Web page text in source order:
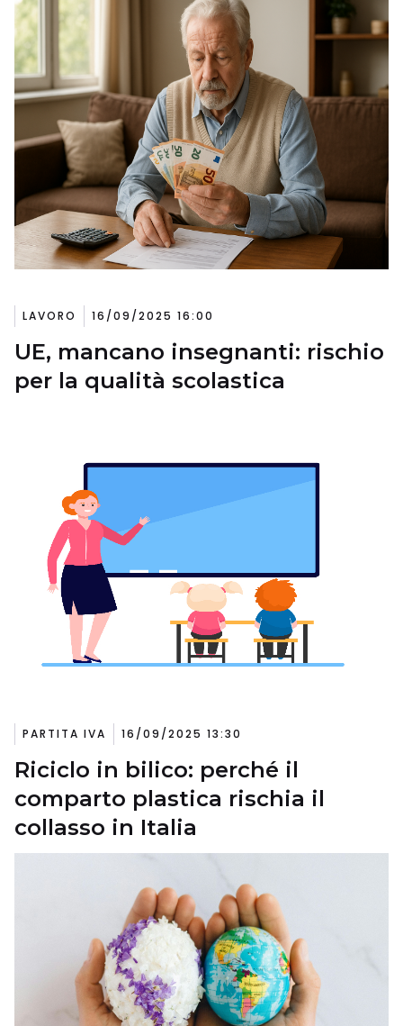
LAVORO 16/09/2025 16:00
UE, mancano insegnanti: rischio
per la qualità scolastica
PARTITA IVA 16/09/2025 13:30
Riciclo in bilico: perché il
comparto plastica rischia il
collasso in Italia